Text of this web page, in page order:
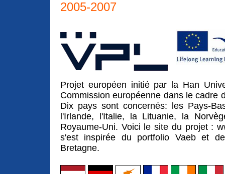
2005-2007
Projet européen initié par la Han
Commission européenne dans le cadre
Dix pays sont concernés: les Pays-
l'Irlande, l'Italie, la Lituanie, la
Royaume-Uni. Voici le site du projet :
s'est inspirée du portfolio Vaeb et
Bretagne.